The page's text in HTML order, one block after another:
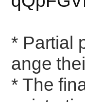
* Partial
ange
* The